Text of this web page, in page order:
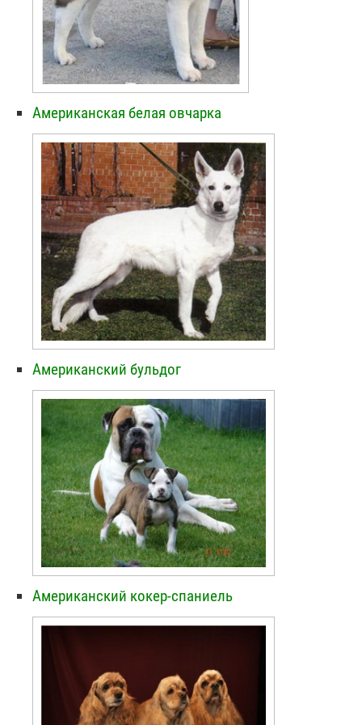
Американская белая овчарка
Американский бульдог
Американский кокер-спаниель